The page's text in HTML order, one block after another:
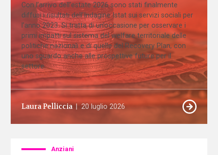
Con l’arrivo dell’estate 2026 sono stati finalmente
diffusi i risultati dell’Indagine Istat sui servizi sociali per
l’anno 2023. Si tratta di un’occasione per osservare i
primi impatti sul sistema del welfare territoriale delle
politiche nazionali e di quelle del Recovery Plan, con
uno sguardo anche alle prospettive future per il
settore.
Laura Pelliccia | 20 luglio 2026
Anziani